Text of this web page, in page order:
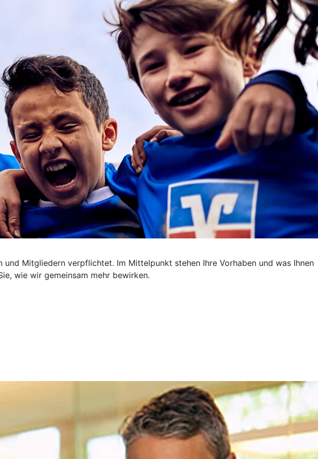
Mitgliedern verpflichtet. Im Mittelpunkt stehen Ihre Vorhaben und was Ihnen
wie wir gemeinsam mehr bewirken.